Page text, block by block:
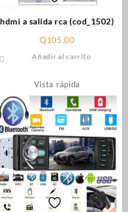
hdmi a salida rca (cod_1502)
Q105.00
Añadir al carrito
Vista rápida